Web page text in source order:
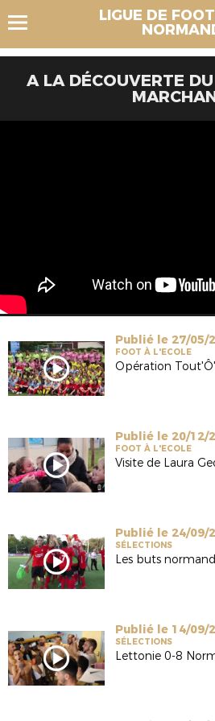
LIGUE DE
A LA DÉCOUVERTE
Publié le 27/05/
FOOT À L'ECOLE
Opération
Publié le 20/12/
FOOT À L'ECOLE
Publié le 24/09/
SÉLECTIONS
Publié le 14/09/
SÉLECTIONS
Lettonie 0-8